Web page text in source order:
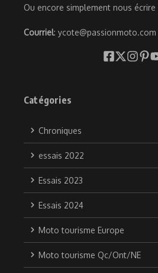
Ou encore simplement nous
Courriel: ycote@passionmoto.com
Catégories
Chroniques
essais 2022
Essais 2023
Essais 2024
Moto tourisme Europe
Moto tourisme Qc/Ont/NE